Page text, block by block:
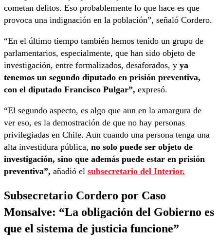
cometan delitos. Eso probablemente lo que hace es que
provoca una indignación en la población”, señaló Cordero.
“En el último tiempo también hemos tenido un grupo de
parlamentarios, especialmente, que han sido objeto de
investigación, entre formalizados, desaforados, y ya
tenemos un segundo diputado en prisión preventiva,
con el diputado Francisco Pulgar”, expresó.
“El segundo aspecto, es algo que aun en la amargura de
ver eso, es la demostración de que no hay personas
privilegiadas en Chile. Aun cuando una persona tenga una
alta investidura pública, no solo puede ser objeto de
investigación, sino que además puede estar en prisión
preventiva”, añadió el subsecretario del Interior.
Subsecretario Cordero por Caso
Monsalve: “La obligación del Gobierno es
que el sistema de justicia funcione”